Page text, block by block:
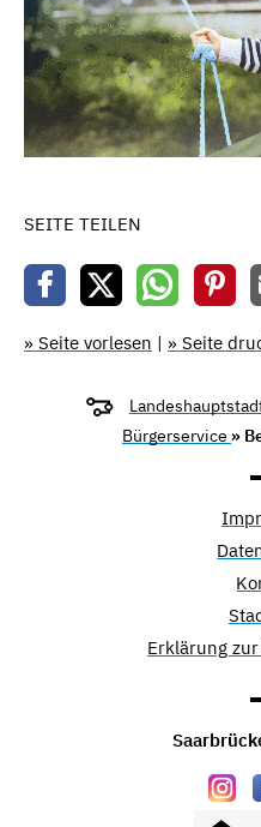
SEITE TEILEN
» Seite vorlesen | » Seite
Bürgerservice »
Erklärung